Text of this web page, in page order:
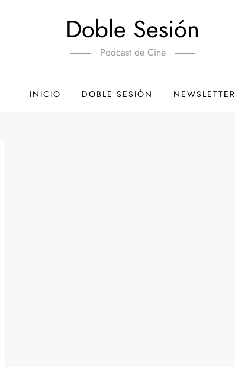
Doble Sesión
Podcast de Cine
INICIO DOBLE SESIÓN NEWSLETTER